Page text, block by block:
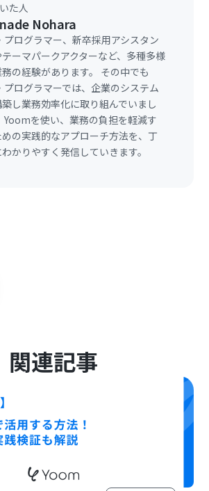
た人
Nohara
プログラマー、新卒採用アシスタン
テーマパークアクターなど、多種多様
の経験があります。 その中でも
プログラマーでは、企業のシステム
し業務効率化に取り組んでいまし
Yoomを使い、業務の負担を軽減す
めの実践的なアプローチ方法を、丁
かりやすく発信していきます。
関連記事